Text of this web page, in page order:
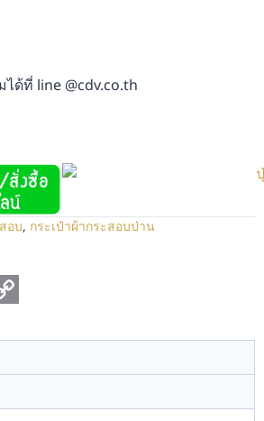
ด้ที่ line @cdv.co.th
อบ, กระเป๋าผ้ากระสอบป่าน